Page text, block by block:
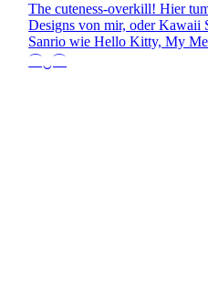
The cuteness-overkill! Hier
Designs von mir, oder Kawaii
Sanrio wie Hello Kitty, My
⌒‿⌒